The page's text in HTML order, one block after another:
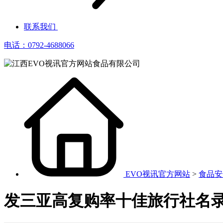
联系我们
电话：0792-4688066
EVO视讯官方网站 > 食品
发三亚高复购率十佳旅行社名